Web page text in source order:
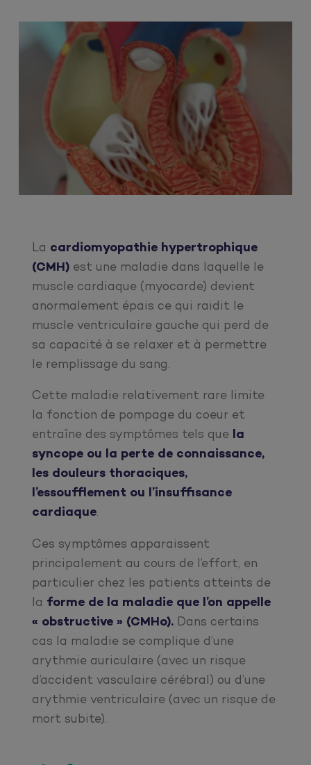
La cardiomyopathie hypertrophique
(CMH) est une maladie dans laquelle le
muscle cardiaque (myocarde) devient
anormalement épais ce qui raidit le
muscle ventriculaire gauche qui perd de
sa capacité à se relaxer et à permettre
le remplissage du sang.
Cette maladie relativement rare limite
la fonction de pompage du coeur et
entraîne des symptômes tels que la
syncope ou la perte de connaissance,
les douleurs thoraciques,
l’essoufflement ou l’insuffisance
cardiaque.
Ces symptômes apparaissent
principalement au cours de l’effort, en
particulier chez les patients atteints de
la forme de la maladie que l’on appelle
« obstructive » (CMHo). Dans certains
cas la maladie se complique d’une
arythmie auriculaire (avec un risque
d’accident vasculaire cérébral) ou d’une
arythmie ventriculaire (avec un risque de
mort subite).